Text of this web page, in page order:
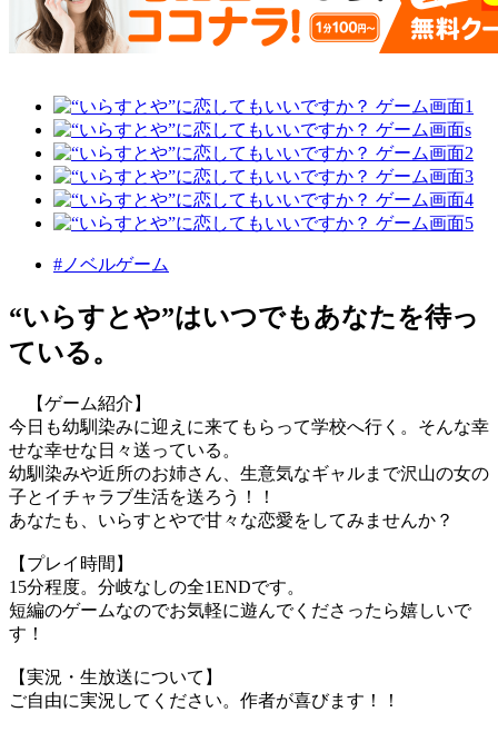
#ノベルゲーム
“いらすとや”はいつでもあなたを待っ
ている。
【ゲーム紹介】
今日も幼馴染みに迎えに来てもらって学校へ行く。そんな幸
せな幸せな日々送っている。
幼馴染みや近所のお姉さん、生意気なギャルまで沢山の女の
子とイチャラブ生活を送ろう！！
あなたも、いらすとやで甘々な恋愛をしてみませんか？
【プレイ時間】
15分程度。分岐なしの全1ENDです。
短編のゲームなのでお気軽に遊んでくださったら嬉しいで
す！
【実況・生放送について】
ご自由に実況してください。作者が喜びます！！